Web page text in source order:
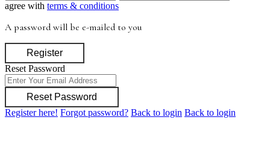
agree with terms & conditions
A password will be e-mailed to you
Register
Reset Password
Reset Password
Register here! Forgot password? Back to login Back to login